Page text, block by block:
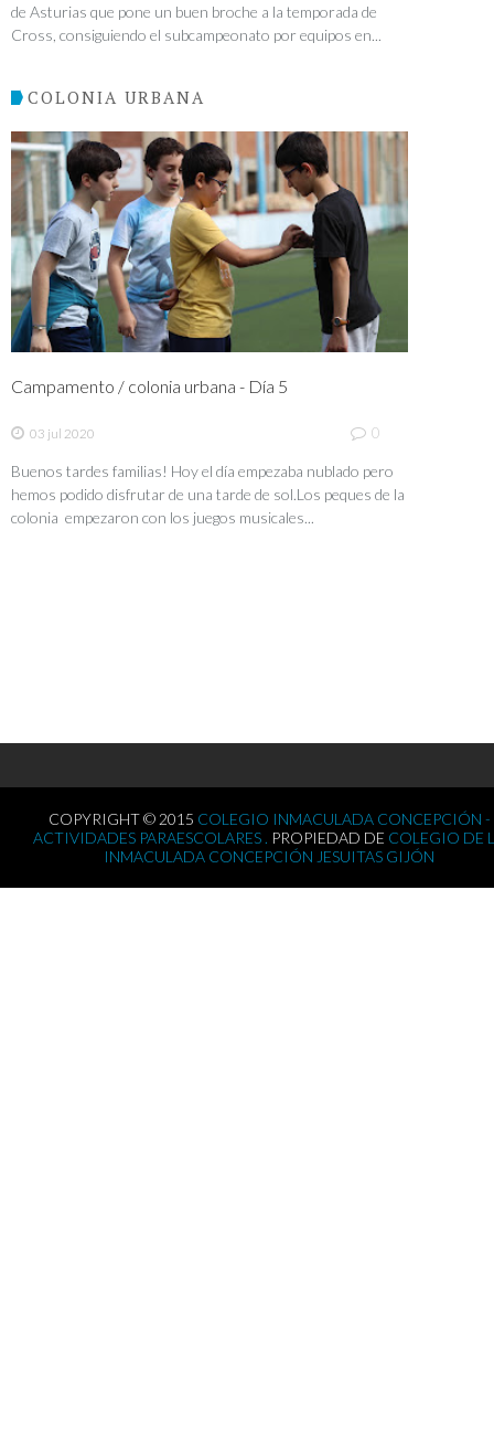
de Asturias que pone un buen broche a la temporada de
Cross, consiguiendo el subcampeonato por equipos en...
COLONIA URBANA
Campamento / colonia urbana - Día 5
03 jul 2020 0
Buenos tardes familias! Hoy el día empezaba nublado pero
hemos podido disfrutar de una tarde de sol.Los peques de la
colonia empezaron con los juegos musicales...
COPYRIGHT © 2015 COLEGIO INMACULADA CONCEPCIÓN -
ACTIVIDADES PARAESCOLARES . PROPIEDAD DE COLEGIO DE
INMACULADA CONCEPCIÓN JESUITAS GIJÓN